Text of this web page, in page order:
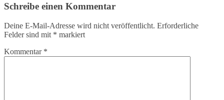
Schreibe einen Kommentar
Deine E-Mail-Adresse wird nicht veröffentlicht. Erforderliche
Felder sind mit * markiert
Kommentar *